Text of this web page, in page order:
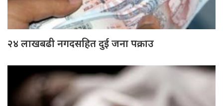
२४ लाखबढी नगदसहित दुई जना पक्राउ